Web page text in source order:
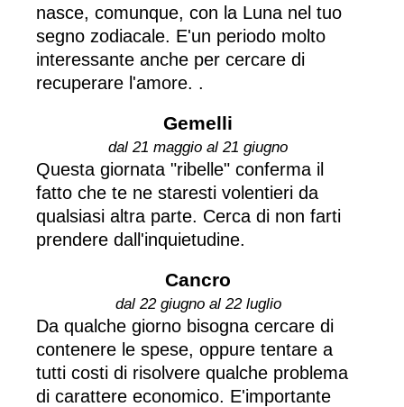
nasce, comunque, con la Luna nel tuo
segno zodiacale. E'un periodo molto
interessante anche per cercare di
recuperare l'amore. .
Gemelli
dal 21 maggio al 21 giugno
Questa giornata "ribelle" conferma il
fatto che te ne staresti volentieri da
qualsiasi altra parte. Cerca di non farti
prendere dall'inquietudine.
Cancro
dal 22 giugno al 22 luglio
Da qualche giorno bisogna cercare di
contenere le spese, oppure tentare a
tutti costi di risolvere qualche problema
di carattere economico. E'importante